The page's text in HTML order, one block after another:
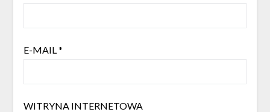
E-MAIL *
WITRYNA INTERNETOWA